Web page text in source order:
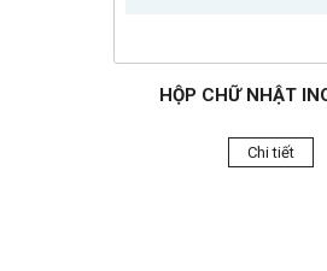
HỘP CHỮ NHẬT
Chi tiết